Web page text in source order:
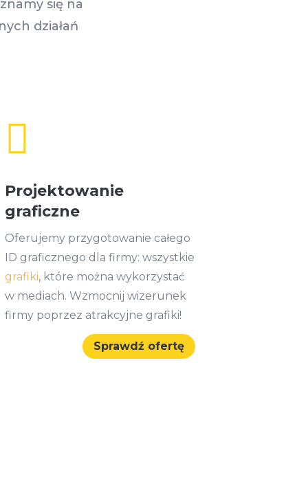
się na
działań

Projektowanie
graficzne
Oferujemy przygotowanie całego
ID graficznego dla firmy: wszystkie
grafiki, które można wykorzystać
w mediach. Wzmocnij wizerunek
firmy poprzez atrakcyjne grafiki!
Sprawdź ofertę